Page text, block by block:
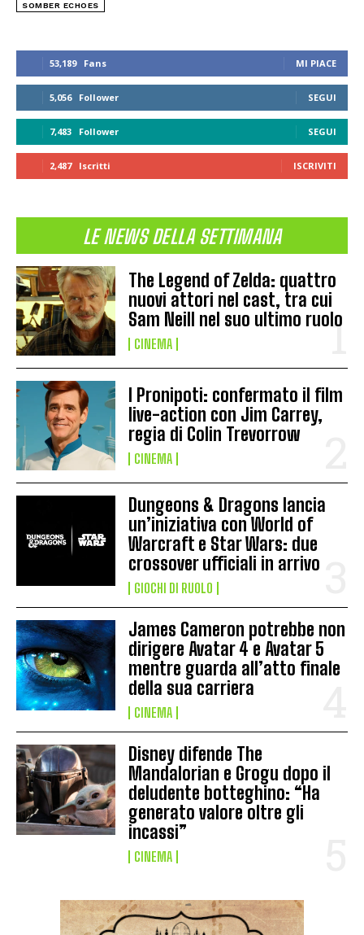
53,189 Fans MI PIACE
5,056 Follower SEGUI
7,483 Follower SEGUI
2,487 Iscritti ISCRIVITI
LE NEWS DELLA SETTIMANA
The Legend of Zelda: quattro
nuovi attori nel cast, tra cui
Sam Neill nel suo ultimo ruolo
CINEMA
I Pronipoti: confermato il film
live-action con Jim Carrey,
regia di Colin Trevorrow
CINEMA
Dungeons & Dragons lancia
un’iniziativa con World of
Warcraft e Star Wars: due
crossover ufficiali in arrivo
GIOCHI DI RUOLO
James Cameron potrebbe non
dirigere Avatar 4 e Avatar 5
mentre guarda all’atto finale
della sua carriera
CINEMA
Disney difende The
Mandalorian e Grogu dopo il
deludente botteghino: “Ha
generato valore oltre gli
incassi”
CINEMA
SOMBER ECHOES